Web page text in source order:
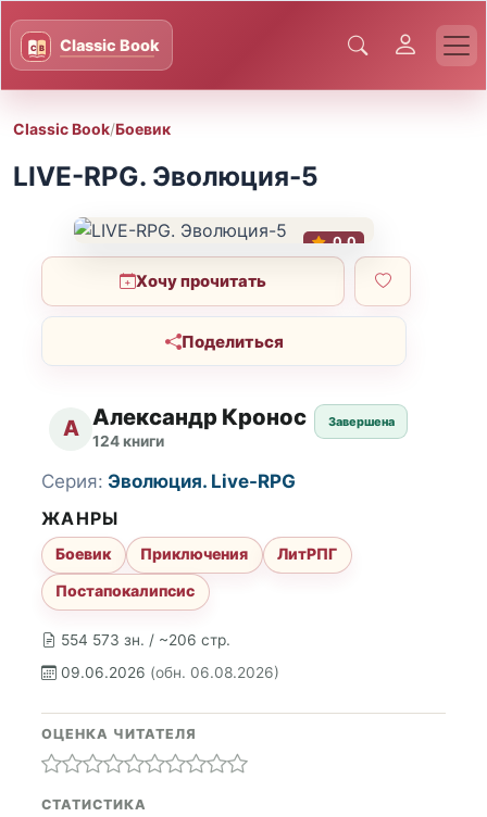
Classic Book/Боевик
LIVE-RPG. Эволюция-5
0.0
Хочу прочитать
Поделиться
А Александр Кронос
124 книги
Завершена
554 573 зн. / ~206 стр.
09.06.2026 (обн. 06.08.2026)
Серия: Эволюция. Live-RPG
ЖАНРЫ
Боевик Приключения
ЛитРПГ
Постапокалипсис
ОЦЕНКА ЧИТАТЕЛЯ
СТАТИСТИКА